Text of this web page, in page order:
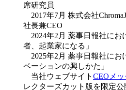
席研究員
2017年7月 株式会社
社長兼CEO
2024年2月 薬事日報社にお
者、起業家になる」
2025年2月 薬事日報社にお
ベーションの興しかた」
当社ウェブサイト CEOメ
レクターズカット版を限定公